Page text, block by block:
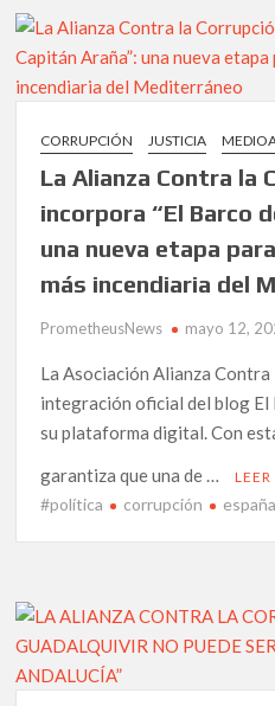
CORRUPCIÓN JUSTICIA
La Alianza Contra la
incorpora “El Barco
una nueva etapa
más incendiaria del
PrometheusNews mayo 12,
La Asociación Alianza
integración oficial del blog El
su plataforma digital. Con
garantiza que una de …
#política corrupción españa